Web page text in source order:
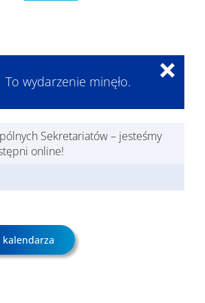
To wydarzenie minęło.
×
Sekretariatów – jesteśmy
online!
kalendarza